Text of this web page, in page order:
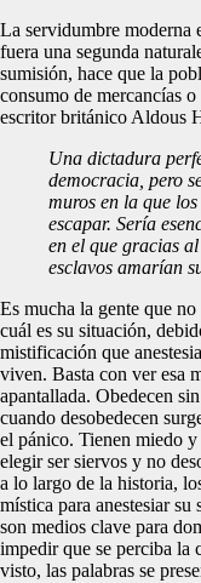
La servidumbre moderna
fuera una segunda
sumisión, hace que la
consumo de mercancías
escritor británico Aldous
Una dictadura
democracia, pero
muros en la que
escapar. Sería
en el que gracias
esclavos amarían
Es mucha la gente que
cuál es su situación,
mistificación que
viven. Basta con ver esa
apantallada. Obedecen
cuando desobedecen
el pánico. Tienen miedo
elegir ser siervos y no
a lo largo de la historia,
mística para anestesiar
son medios clave para
impedir que se perciba la
visto, las palabras se